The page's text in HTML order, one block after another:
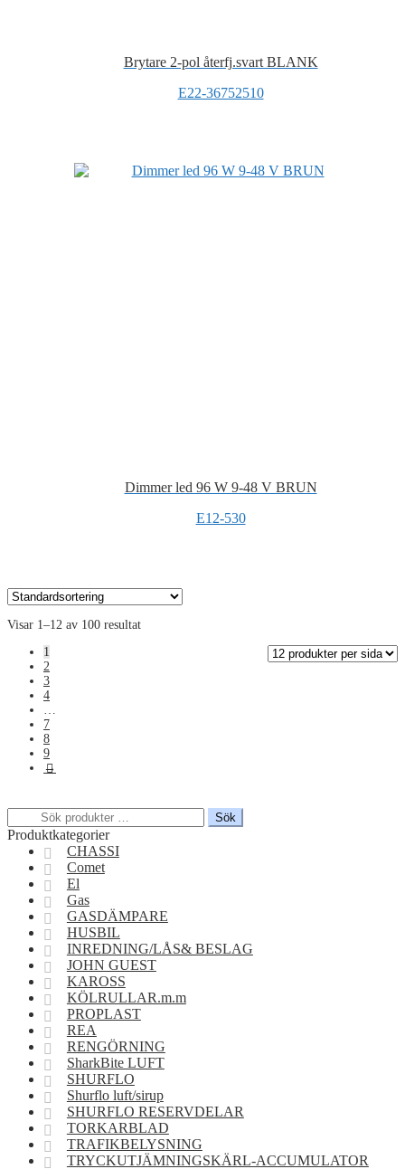
Brytare 2-pol återfj.svart BLANK
E22-36752510
Dimmer led 96 W 9-48 V BRUN
E12-530
Visar 1–12 av 100 resultat
1
2
3
4
7
8
9
→
efter:
Sök
Produktkategorier
CHASSI
Comet
El
Gas
GASDÄMPARE
HUSBIL
INREDNING/LÅS& BESLAG
JOHN GUEST
KAROSS
KÖLRULLAR.m.m
PROPLAST
REA
RENGÖRNING
SharkBite LUFT
SHURFLO
Shurflo luft/sirup
SHURFLO RESERVDELAR
TORKARBLAD
TRAFIKBELYSNING
TRYCKUTJÄMNINGSKÄRL-ACCUMULATOR